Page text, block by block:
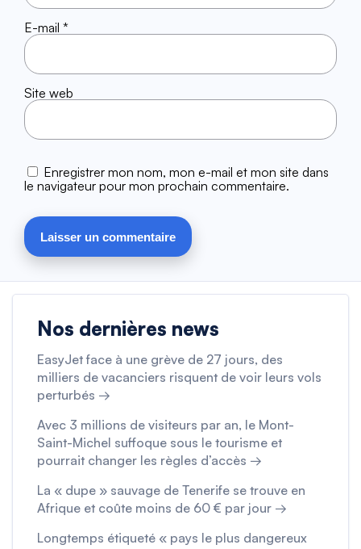
E-mail *
Site web
Enregistrer mon nom, mon e-mail et mon site dans
le navigateur pour mon prochain commentaire.
Nos dernières news
EasyJet face à une grève de 27 jours, des
milliers de vacanciers risquent de voir leurs vols
perturbés →
Avec 3 millions de visiteurs par an, le Mont-
Saint-Michel suffoque sous le tourisme et
pourrait changer les règles d’accès →
La « dupe » sauvage de Tenerife se trouve en
Afrique et coûte moins de 60 € par jour →
Longtemps étiqueté « pays le plus dangereux